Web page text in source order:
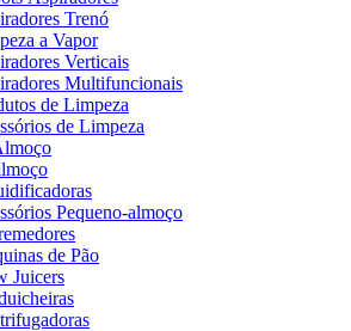
Trenó
a Vapor
Verticais
Multifuncionais
de Limpeza
de Limpeza
Pequeno-almoço
de Pão
Juicers